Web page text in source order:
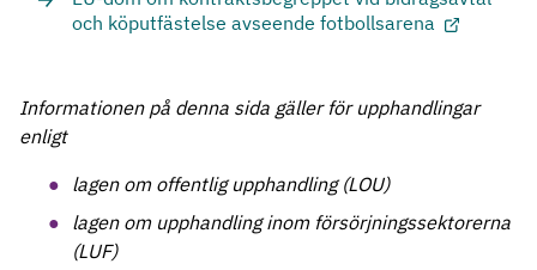
och köputfästelse avseende fotbollsarena
Informationen på denna sida gäller för upphandlingar
enligt
lagen om offentlig upphandling (LOU)
lagen om upphandling inom försörjningssektorerna
(LUF)